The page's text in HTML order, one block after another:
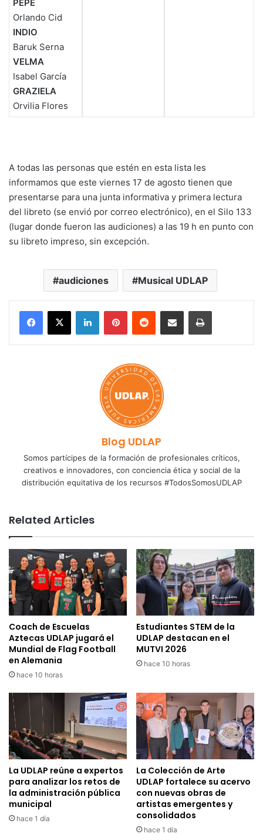
PEPE
Orlando Cid
INDIO
Baruk Serna
VELMA
Isabel García
GRAZIELA
Orvilia Flores
A todas las personas que estén en esta lista les
informamos que este viernes 17 de agosto tienen que
presentarse para una junta informativa y primera lectura
del libreto (se envió por correo electrónico), en el Silo 133
(lugar donde fueron las audiciones) a las 19 h en punto con
su libreto impreso, sin excepción.
audiciones Musical UDLAP
LinkedInPinterestReddit Share via Email Print
Blog UDLAP
Somos partícipes de la formación de profesionales críticos,
creativos e innovadores, con conciencia ética y social de la
distribución equitativa de los recursos #TodosSomosUDLAP
Related Articles
Coach de Escuelas
Aztecas UDLAP jugará el
Mundial de Flag Football
en Alemania
hace 10 horas
Estudiantes STEM de la
UDLAP destacan en el
MUTVI 2026
hace 10 horas
La UDLAP reúne a expertos
para analizar los retos de
la administración pública
municipal
hace 1 día
La Colección de Arte
UDLAP fortalece su acervo
con nuevas obras de
artistas emergentes y
consolidados
hace 1 día